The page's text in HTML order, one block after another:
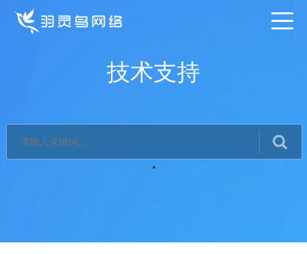
技术支持